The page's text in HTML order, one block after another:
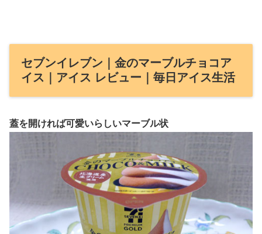
セブンイレブン｜金のマーブルチョコア
イス｜アイス レビュー｜毎日アイス生活
蓋を開ければ可愛いらしいマーブル状